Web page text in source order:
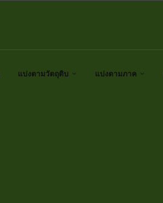
แบ่งตามวัตถุดิบ แบ่งตามภาค